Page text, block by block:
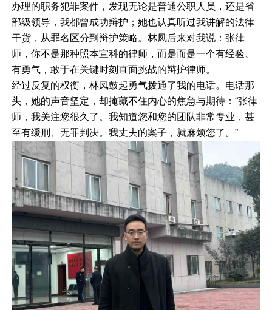
办理的职务犯罪案件，发现无论是普通公职人员，还是省
部级领导，我都曾成功辩护；她也认真听过我讲解的法律
干货，从罪名区分到辩护策略。林凤后来对我说：张律
师，你不是那种照本宣科的律师，而是而是一个有经验、
有勇气，敢于在关键时刻直面挑战的辩护律师。
经过反复的权衡，林凤鼓起勇气拨通了我的电话。电话那
头，她的声音坚定，却掩藏不住内心的焦急与期待：“张律
师，我关注您很久了。我知道您和您的团队非常专业，甚
至有缓刑、无罪判决。我丈夫的案子，就麻烦您了。”